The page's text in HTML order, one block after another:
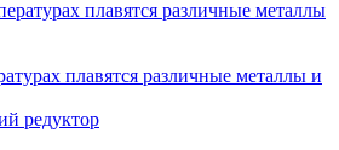
плавятся различные металлы и